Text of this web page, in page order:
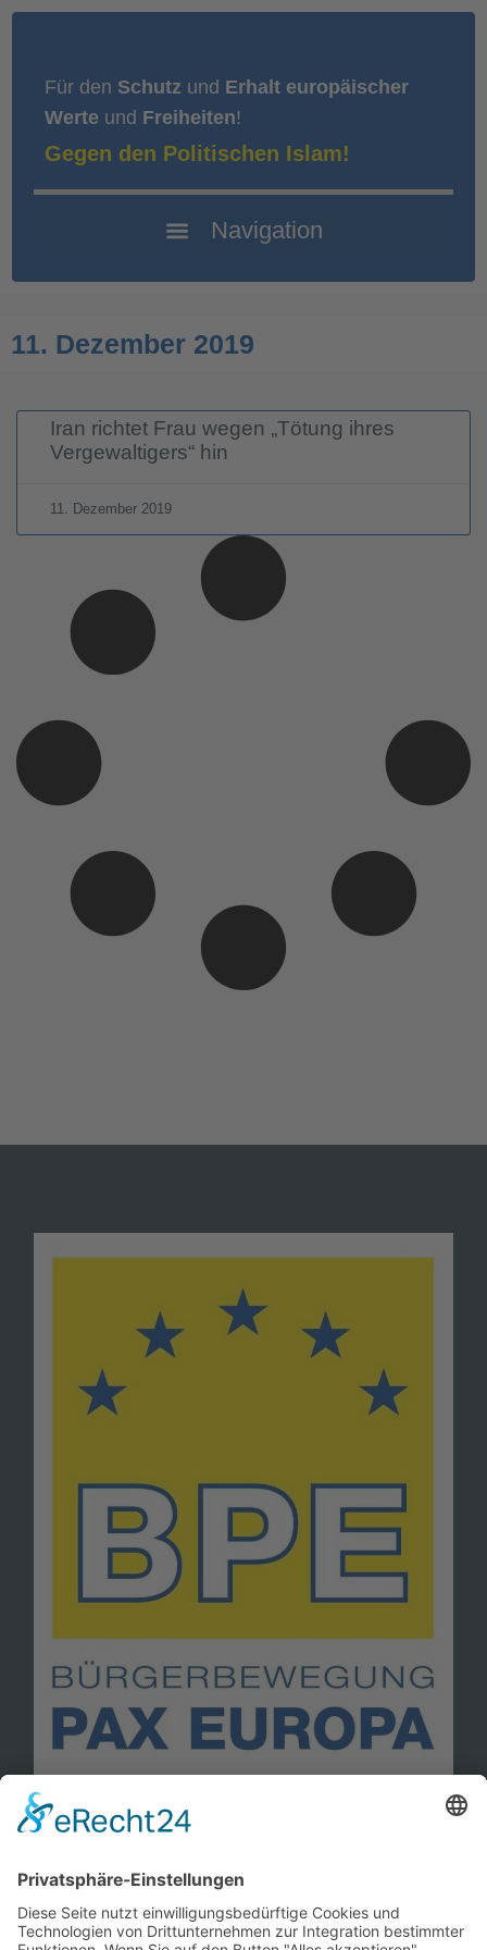
Für den Schutz und Erhalt europäischer
Werte und Freiheiten!
Gegen den Politischen Islam!
11. Dezember 2019
Iran richtet Frau wegen „Tötung ihres
Vergewaltigers“ hin
11. Dezember 2019
Kontakt
Mitglied werden!